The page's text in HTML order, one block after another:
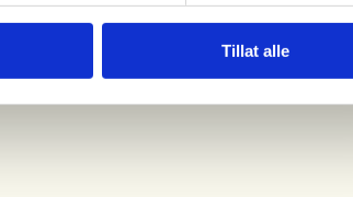
Tillat alle